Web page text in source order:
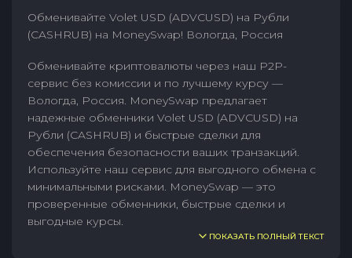
Обменивайте Volet USD (ADVCUSD) на Рубли
(CASHRUB) на MoneySwap! Вологда, Россия
Обменивайте криптовалюты через наш P2P-
сервис без комиссии и по лучшему курсу —
Вологда, Россия. MoneySwap предлагает
надежные обменники Volet USD (ADVCUSD) на
Рубли (CASHRUB) и быстрые сделки для
обеспечения безопасности ваших транзакций.
Используйте наш сервис для выгодного обмена с
минимальными рисками. MoneySwap — это
проверенные обменники, быстрые сделки и
выгодные курсы.
ПОКАЗАТЬ ПОЛНЫЙ ТЕКСТ